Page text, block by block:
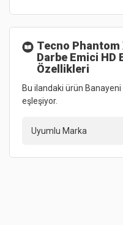
Tecno Phantom
Darbe Emici HD
Özellikleri
Bu ilandaki ürün
eşleşiyor.
Uyumlu Marka